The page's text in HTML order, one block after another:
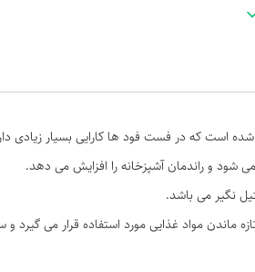
است که در فست فود ها کارایی بسیار زیادی
و راندمان آشپزخانه را افزایش می دهد.
مواد غذایی مورد استفاده قرار می گیرد